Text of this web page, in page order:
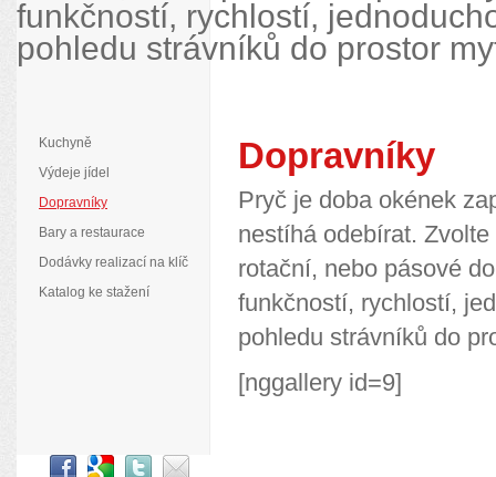
funkčností, rychlostí,
pohledu strávníků do prostor
Dopravníky
Pryč je doba okének
nestíhá odebírat.
rotační, nebo pásové
funkčností, rychlostí,
pohledu strávníků do
[nggallery id=9]
Kuchyně
Výdeje jídel
Dopravníky
Bary a restaurace
Dodávky realizací na klíč
Katalog ke stažení